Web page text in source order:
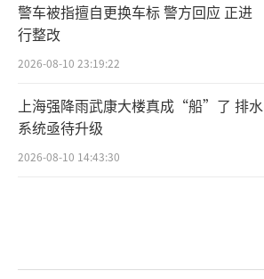
警车被指擅自更换车标 警方回应 正进
行整改
2026-08-10 23:19:22
上海强降雨武康大楼真成“船”了 排水
系统亟待升级
2026-08-10 14:43:30